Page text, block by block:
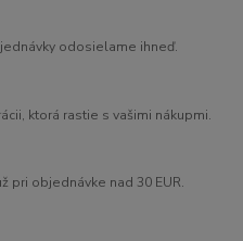
odosielame ihneď.
ktorá rastie s vašimi nákupmi.
pri objednávke nad 30 EUR.